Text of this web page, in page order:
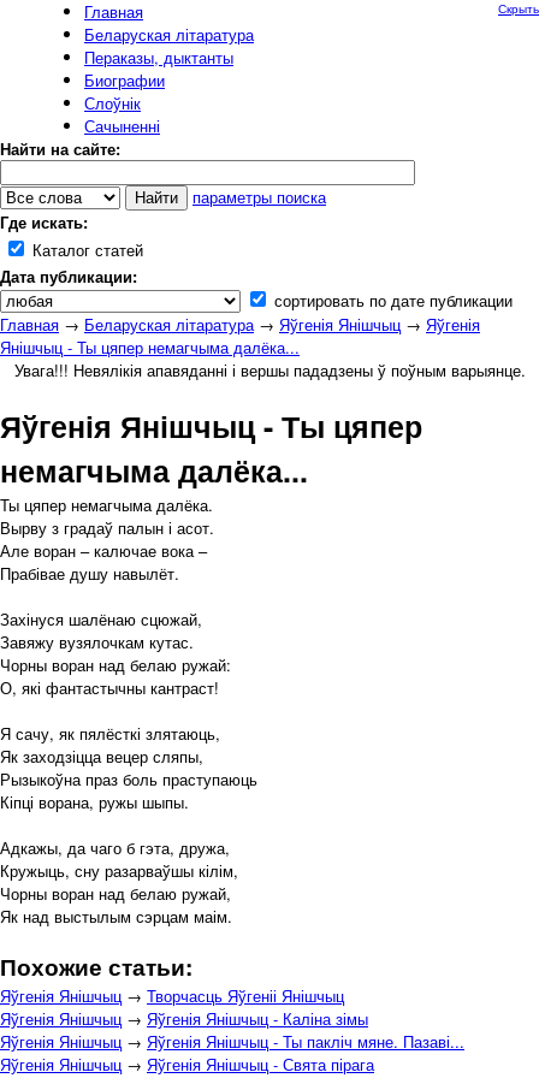
Главная
Беларуская літаратура
Пераказы, дыктанты
Биографии
Слоўнік
Сачыненні
Найти на сайте:
параметры поиска
Где искать:
Каталог статей
Дата публикации:
сортировать по дате публикации
Скрыть
Главная → Беларуская літаратура→ Яўгенія Янішчыц→ Яўгенія
Янішчыц - Ты цяпер немагчыма далёка...
Увага!!! Невялікія апавяданні і вершы пададзены ў поўным варыянце.
Яўгенія Янішчыц - Ты цяпер
немагчыма далёка...
Ты цяпер немагчыма далёка.
Вырву з градаў палын і асот.
Але воран – калючае вока –
Прабівае душу навылёт.
Захінуся шалёнаю сцюжай,
Завяжу вузялочкам кутас.
Чорны воран над белаю ружай:
О, які фантастычны кантраст!
Я сачу, як пялёсткі злятаюць,
Як заходзіцца вецер сляпы,
Рызыкоўна праз боль праступаюць
Кіпці ворана, ружы шыпы.
Адкажы, да чаго б гэта, дружа,
Кружыць, сну разарваўшы кілім,
Чорны воран над белаю ружай,
Як над выстылым сэрцам маім.
Похожие статьи:
Яўгенія Янішчыц→ Творчасць Яўгеніі Янішчыц
Яўгенія Янішчыц→ Яўгенія Янішчыц - Каліна зімы
Яўгенія Янішчыц→ Яўгенія Янішчыц - Ты пакліч мяне. Пазаві...
Яўгенія Янішчыц→ Яўгенія Янішчыц - Свята пірага